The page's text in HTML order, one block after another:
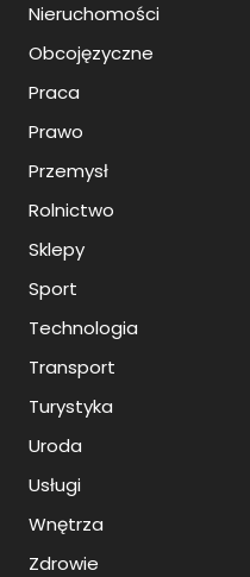
Nieruchomości
Obcojęzyczne
Praca
Prawo
Przemysł
Rolnictwo
Sklepy
Sport
Technologia
Transport
Turystyka
Uroda
Usługi
Wnętrza
Zdrowie